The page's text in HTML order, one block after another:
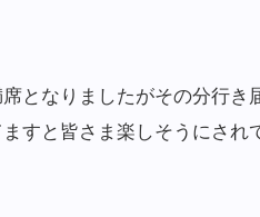
となりましたがその分行き
すと皆さま楽しそうにされ